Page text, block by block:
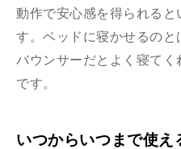
動作で安心感を得られると
す。ベッドに寝かせるの
バウンサーだとよく寝てく
です。
いつからいつまで使